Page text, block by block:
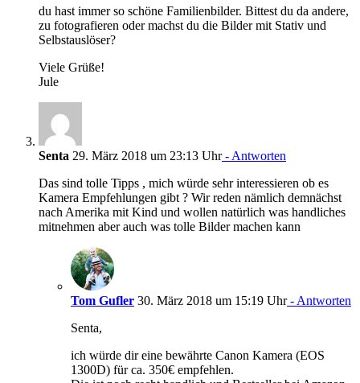
du hast immer so schöne Familienbilder. Bittest du da andere,
zu fotografieren oder machst du die Bilder mit Stativ und
Selbstauslöser?
Viele Grüße!
Jule
Senta 29. März 2018 um 23:13 Uhr- Antworten
Das sind tolle Tipps , mich würde sehr interessieren ob es
Kamera Empfehlungen gibt ? Wir reden nämlich demnächst
nach Amerika mit Kind und wollen natürlich was handliches
mitnehmen aber auch was tolle Bilder machen kann
Tom Gufler 30. März 2018 um 15:19 Uhr- Antworten
Senta,
ich würde dir eine bewährte Canon Kamera (EOS
1300D) für ca. 350€ empfehlen.